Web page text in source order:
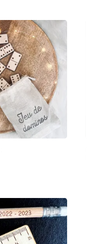
prix :
9,75 €
à
36,00 €